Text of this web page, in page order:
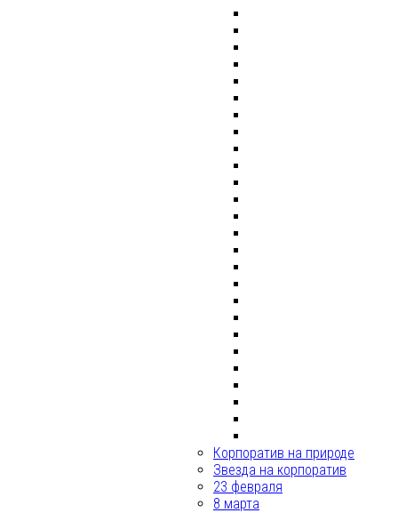
Корпоратив на природе
Звезда на корпоратив
23 февраля
8 марта